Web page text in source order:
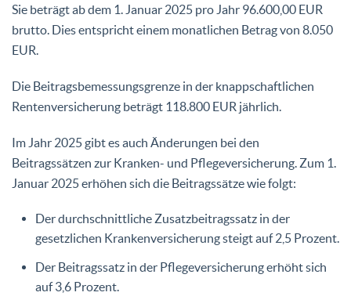
Sie beträgt ab dem 1. Januar 2025 pro Jahr 96.600,00 EUR
brutto. Dies entspricht einem monatlichen Betrag von 8.050
EUR.
Die Beitragsbemessungsgrenze in der knappschaftlichen
Rentenversicherung beträgt 118.800 EUR jährlich.
Im Jahr 2025 gibt es auch Änderungen bei den
Beitragssätzen zur Kranken- und Pflegeversicherung. Zum 1.
Januar 2025 erhöhen sich die Beitragssätze wie folgt:
Der durchschnittliche Zusatzbeitragssatz in der
gesetzlichen Krankenversicherung steigt auf 2,5 Prozent.
Der Beitragssatz in der Pflegeversicherung erhöht sich
auf 3,6 Prozent.